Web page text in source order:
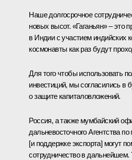
Наше долгосрочное
новых высот. «Гаганьян» – это
в Индии с участием индийских
космонавты как раз будут
Для того чтобы использовать
инвестиций, мы согласились в
о защите капиталовложений.
Россия, а также мумбайский
дальневосточного Агентства
[и поддержке экспорта] могут
сотрудничество в